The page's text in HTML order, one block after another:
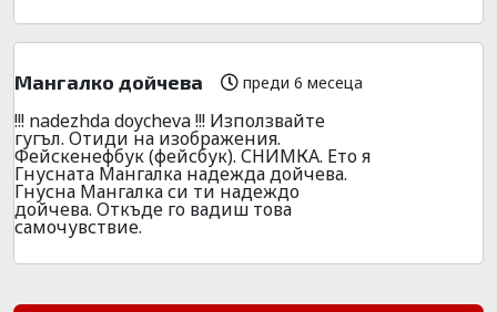
Мангалко дойчева преди 6 месеца
!!! nadezhda doycheva !!! Използвайте
гугъл. Отиди на изображения.
Фейскенефбук (фейсбук). СНИМКА. Ето я
Гнусната Мангалка надежда дойчева.
Гнусна Мангалка си ти надеждо
дойчева. Откъде го вадиш това
самочувствие.